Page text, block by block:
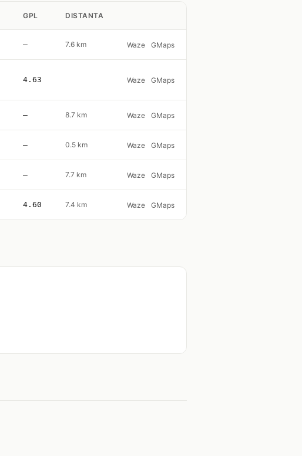
GPL DISTANTA
— 7.6 km Waze GMaps
4.63 Waze GMaps
— 8.7 km Waze GMaps
— 0.5 km Waze GMaps
— 7.7 km Waze GMaps
4.60 7.4 km Waze GMaps